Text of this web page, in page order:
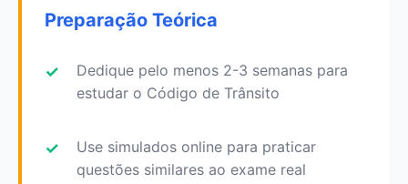
Preparação Teórica
Dedique pelo menos 2-3 semanas para
estudar o Código de Trânsito
Use simulados online para praticar
questões similares ao exame real